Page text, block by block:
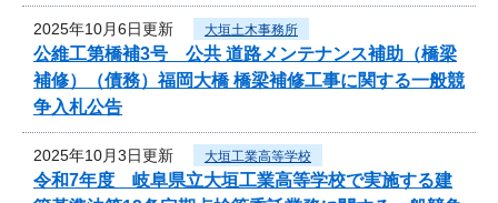
2025年10月6日更新 大垣土木事務所
公維工第橋補3号 公共 道路メンテナンス補助（橋梁
補修）（債務）福岡大橋 橋梁補修工事に関する一般競
争入札公告
2025年10月3日更新 大垣工業高等学校
令和7年度 岐阜県立大垣工業高等学校で実施する建